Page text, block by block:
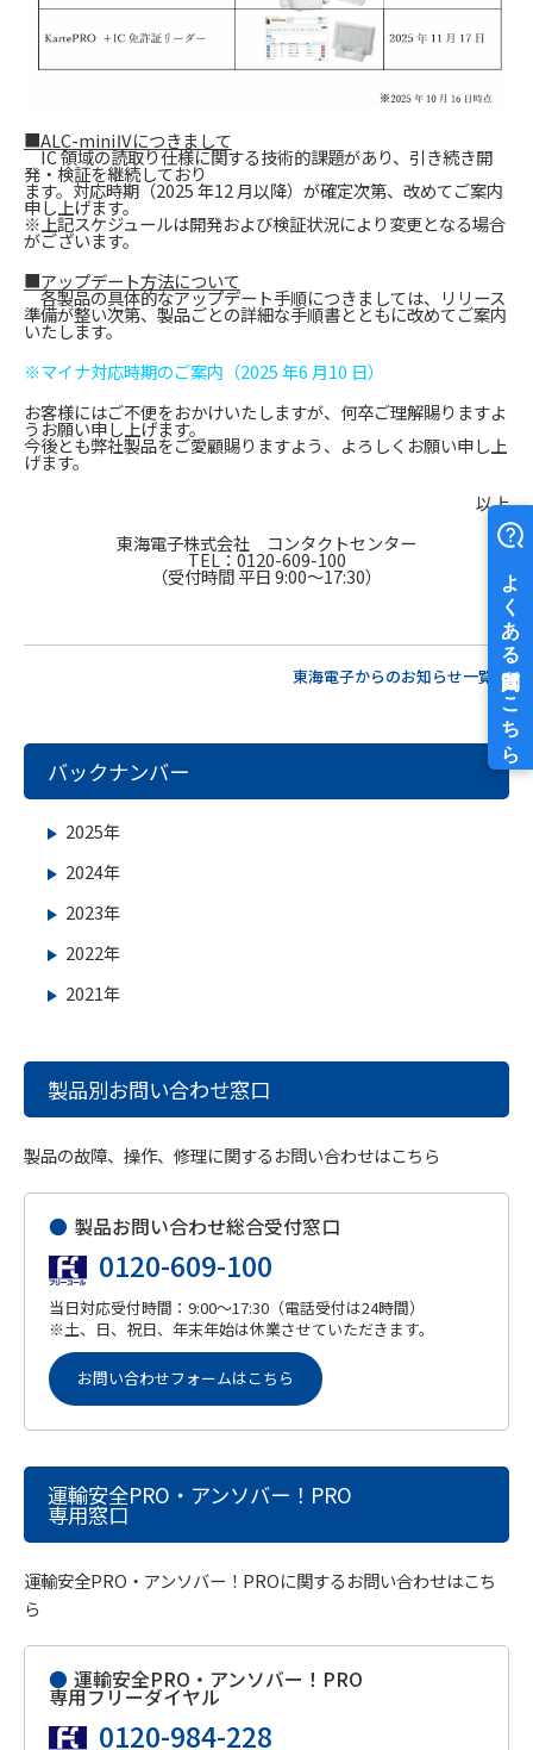
■ALC-miniⅣにつきまして
IC 領域の読取り仕様に関する技術的課題があり、引き続き開
発・検証を継続しており
ます。対応時期（2025 年12 月以降）が確定次第、改めてご案内
申し上げます。
※上記スケジュールは開発および検証状況により変更となる場合
がございます。
■アップデート方法について
各製品の具体的なアップデート手順につきましては、リリース
準備が整い次第、製品ごとの詳細な手順書とともに改めてご案内
いたします。
※マイナ対応時期のご案内（2025 年6 月10 日）
お客様にはご不便をおかけいたしますが、何卒ご理解賜りますよ
うお願い申し上げます。
今後とも弊社製品をご愛顧賜りますよう、よろしくお願い申し上
げます。
以上
東海電子株式会社 コンタクトセンター
TEL：0120-609-100
（受付時間 平日 9:00～17:30）
東海電子からのお知らせ一覧へ
バックナンバー
2025年
2024年
2023年
2022年
2021年
製品別お問い合わせ窓口
製品の故障、操作、修理に関するお問い合わせはこちら
● 製品お問い合わせ総合受付窓口
0120-609-100
当日対応受付時間：9:00～17:30（電話受付は24時間）
※土、日、祝日、年末年始は休業させていただきます。
お問い合わせフォームはこちら
運輸安全PRO・アンソバー！PRO
専用窓口
運輸安全PRO・アンソバー！PROに関するお問い合わせはこち
ら
● 運輸安全PRO・アンソバー！PRO
専用フリーダイヤル
0120-984-228